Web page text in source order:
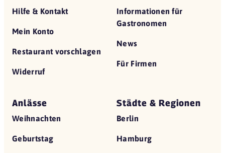
Hilfe & Kontakt
Mein Konto
Restaurant vorschlagen
Widerruf
Informationen für
Gastronomen
News
Für Firmen
Anlässe
Weihnachten
Geburtstag
Städte & Regionen
Berlin
Hamburg